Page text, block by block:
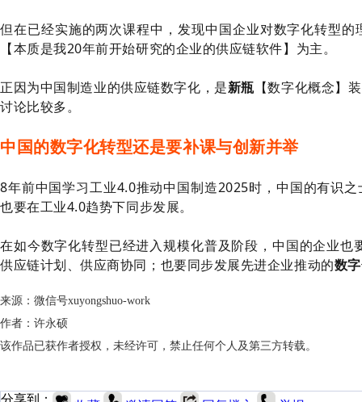
但在已经实施的两次课程中，发现中国企业对数字化转型的
【本质是我20年前开始研究的企业的供应链软件】为主。
正因为中国制造业的供应链数字化，是新瓶 【数字化概念】装
讨论比较多。
中国的数字化转型还是要补课与创新并举
8年前中国学习工业4.0推动中国制造2025时，中国的有识
也要在工业4.0趋势下同步发展。
在如今数字化转型已经进入规模化普及阶段，中国的企业
供应链计划、供应商协同；也要同步发展先进企业推动的数
来源：微信号xuyongshuo-work
作者：许永硕
该作品已获作者授权，未经许可，禁止任何个人及第三方转载。
分享到：